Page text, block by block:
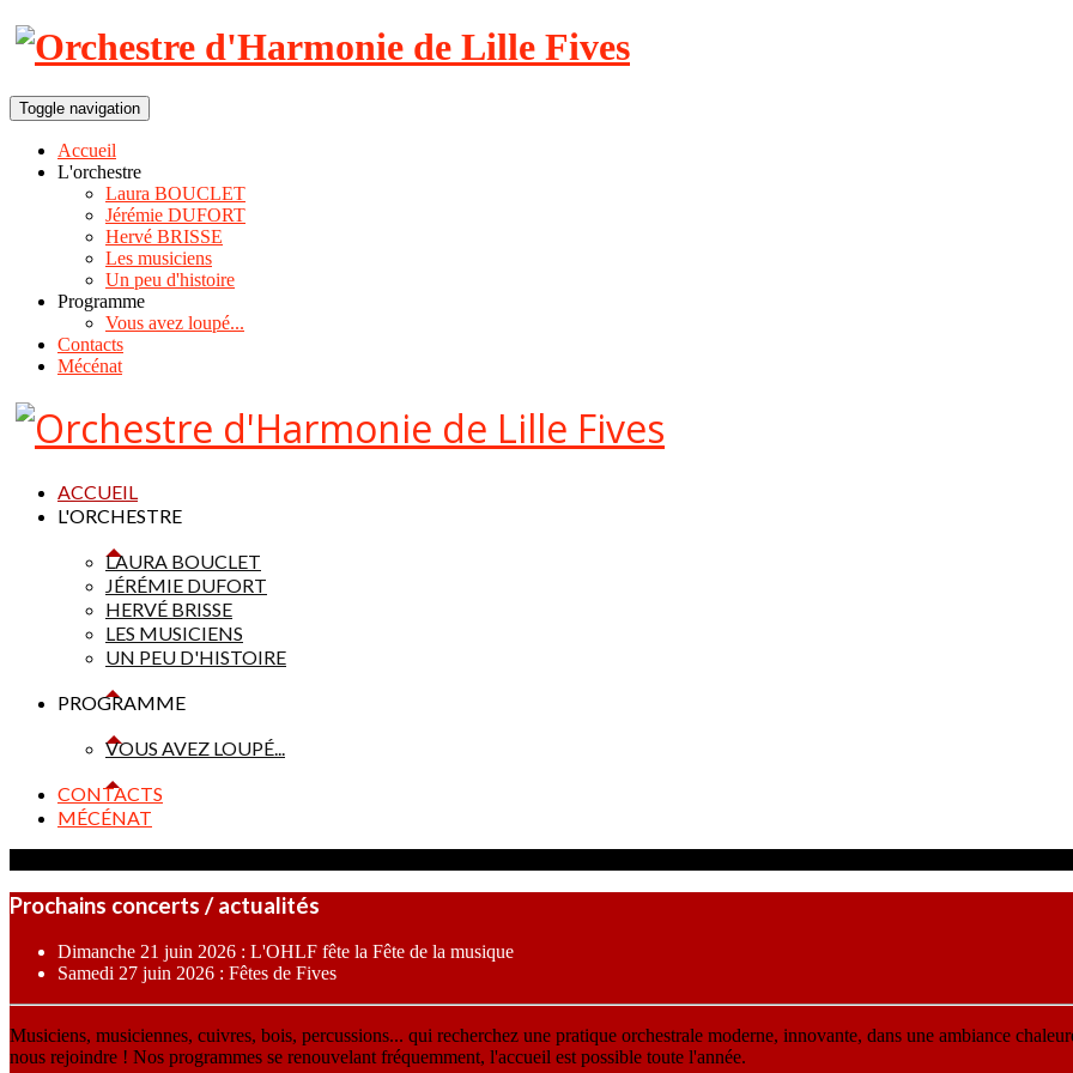
Toggle navigation
Accueil
L'orchestre
Laura BOUCLET
Jérémie DUFORT
Hervé BRISSE
Les musiciens
Un peu d'histoire
Programme
Vous avez loupé...
Contacts
Mécénat
ACCUEIL
L'ORCHESTRE
LAURA BOUCLET
JÉRÉMIE DUFORT
HERVÉ BRISSE
LES MUSICIENS
UN PEU D'HISTOIRE
PROGRAMME
VOUS AVEZ LOUPÉ...
CONTACTS
MÉCÉNAT
Prochains concerts / actualités
Dimanche 21 juin 2026 : L'OHLF fête la Fête de la musique
Samedi 27 juin 2026 : Fêtes de Fives
Musiciens, musiciennes, cuivres, bois, percussions... qui recherchez une pratique orchestrale moderne, innovante, dans une ambiance
nous rejoindre ! Nos programmes se renouvelant fréquemment, l'accueil est possible toute l'année.